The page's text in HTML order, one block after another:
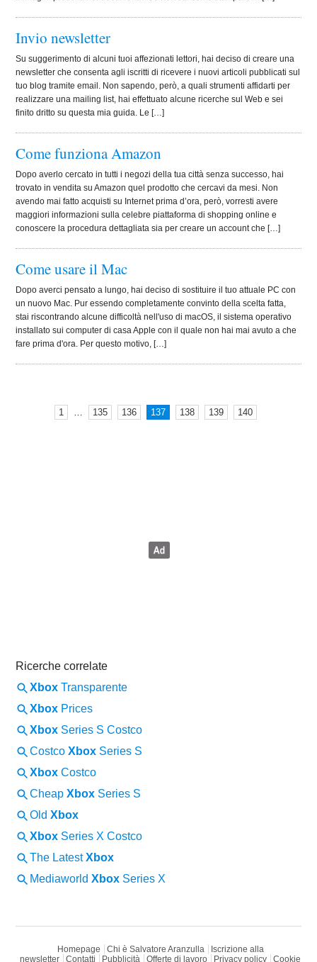
Invio newsletter
Su suggerimento di alcuni tuoi affezionati lettori, hai deciso di creare una
newsletter che consenta agli iscritti di ricevere i nuovi articoli pubblicati sul
tuo blog tramite email. Non sapendo, però, a quali strumenti affidarti per
realizzare una mailing list, hai effettuato alcune ricerche sul Web e sei
finito dritto su questa mia guida. Le […]
Come funziona Amazon
Dopo averlo cercato in tutti i negozi della tua città senza successo, hai
trovato in vendita su Amazon quel prodotto che cercavi da mesi. Non
avendo mai fatto acquisti su Internet prima d’ora, però, vorresti avere
maggiori informazioni sulla celebre piattaforma di shopping online e
conoscere la procedura dettagliata sia per creare un account che […]
Come usare il Mac
Dopo averci pensato a lungo, hai deciso di sostituire il tuo attuale PC con
un nuovo Mac. Pur essendo completamente convinto della scelta fatta,
stai riscontrando alcune difficoltà nell'uso di macOS, il sistema operativo
installato sui computer di casa Apple con il quale non hai mai avuto a che
fare prima d'ora. Per questo motivo, […]
1 … 135 136 137 138 139 140
Homepage Chi è Salvatore Aranzulla
Iscrizione alla
newsletter
Contatti Pubblicità Offerte di lavoro Privacy policy Cookie